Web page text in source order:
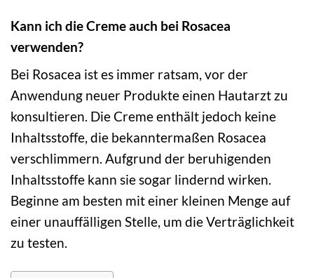
Kann ich die Creme auch bei Rosacea
verwenden?
Bei Rosacea ist es immer ratsam, vor der
Anwendung neuer Produkte einen Hautarzt zu
konsultieren. Die Creme enthält jedoch keine
Inhaltsstoffe, die bekanntermaßen Rosacea
verschlimmern. Aufgrund der beruhigenden
Inhaltsstoffe kann sie sogar lindernd wirken.
Beginne am besten mit einer kleinen Menge auf
einer unauffälligen Stelle, um die Verträglichkeit
zu testen.